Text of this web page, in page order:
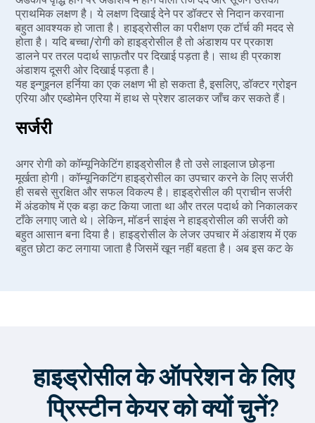
प्राथमिक लक्षण है। ये लक्षण दिखाई देने पर डॉक्टर से निदान करवाना
बहुत आवश्यक हो जाता है। हाइड्रोसील का परीक्षण एक टॉर्च की मदद से
होता है। यदि बच्चा/रोगी को हाइड्रोसील है तो अंडाशय पर प्रकाश
डालने पर तरल पदार्थ साफ़तौर पर दिखाई पड़ता है। साथ ही प्रकाश
अंडाशय दूसरी ओर दिखाई पड़ता है।
यह इन्गुइनल हर्निया का एक लक्षण भी हो सकता है, इसलिए, डॉक्टर ग्रोइन
एरिया और एब्डोमेन एरिया में हाथ से प्रेशर डालकर जाँच कर सकते हैं।
सर्जरी
अगर रोगी को कॉम्यूनिकेटिंग हाइड्रोसील है तो उसे लाइलाज छोड़ना
मूर्खता होगी। कॉम्यूनिकटिंग हाइड्रोसील का उपचार करने के लिए सर्जरी
ही सबसे सुरक्षित और सफल विकल्प है। हाइड्रोसील की प्राचीन सर्जरी
में अंडकोष में एक बड़ा कट किया जाता था और तरल पदार्थ को निकालकर
टाँके लगाए जाते थे। लेकिन, मॉडर्न साइंस ने हाइड्रोसील की सर्जरी को
बहुत आसान बना दिया है। हाइड्रोसील के लेजर उपचार में अंडाशय में एक
बहुत छोटा कट लगाया जाता है जिसमें खून नहीं बहता है। अब इस कट के
हाइड्रोसील के ऑपरेशन के लिए
प्रिस्टीन केयर को क्यों चुनें?